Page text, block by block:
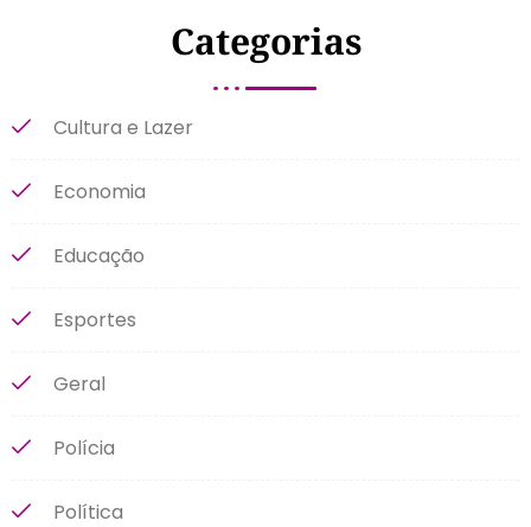
Categorias
Cultura e Lazer
Economia
Educação
Esportes
Geral
Polícia
Política